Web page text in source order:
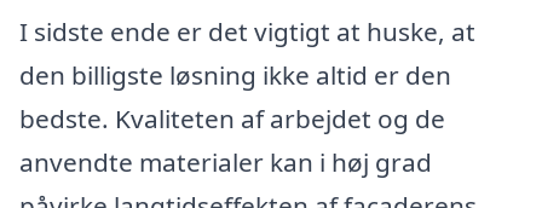
I sidste ende er det vigtigt at huske, at
den billigste løsning ikke altid er den
bedste. Kvaliteten af arbejdet og de
anvendte materialer kan i høj grad